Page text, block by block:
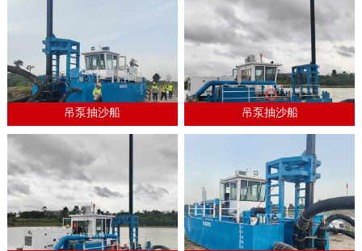
吊泵抽沙船 吊泵抽沙船